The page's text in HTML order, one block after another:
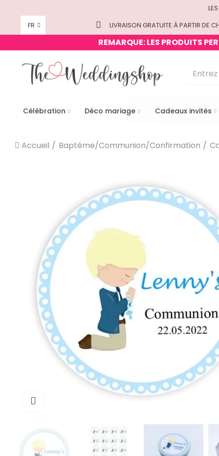
FR
LIVRAISON GRATUITE À PARTIR DE
REMARQUE: LES PRODUITS
Célébration Déco mariage Cadeaux invités
Accueil Baptême/Communion/Confirmation